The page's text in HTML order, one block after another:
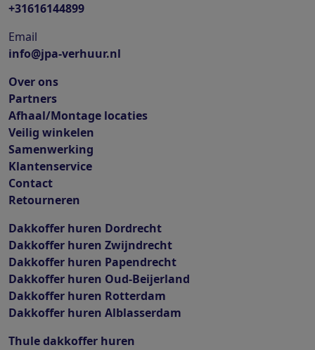
+31616144899
Email
info@jpa-verhuur.nl
Over ons
Partners
Afhaal/Montage locaties
Veilig winkelen
Samenwerking
Klantenservice
Contact
Retourneren
Dakkoffer huren Dordrecht
Dakkoffer huren Zwijndrecht
Dakkoffer huren Papendrecht
Dakkoffer huren Oud-Beijerland
Dakkoffer huren Rotterdam
Dakkoffer huren Alblasserdam
Thule dakkoffer huren